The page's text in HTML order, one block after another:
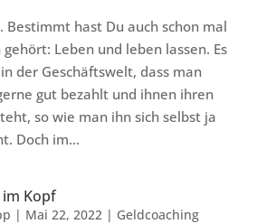
hast Du auch schon mal
gehört: Leben und leben lassen. Es
der Geschäftswelt, dass man
gut bezahlt und ihnen ihren
so wie man ihn sich selbst ja
Doch im...
Kopf
| Mai 22, 2022| Geldcoaching